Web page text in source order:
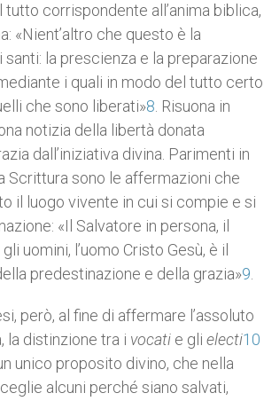
tutto corrispondente all’anima biblica,
«Nient’altro che questo è la
la prescienza e la preparazione
i quali in modo del tutto certo
che sono liberati»8 . Risuona in
notizia della libertà donata
dall’iniziativa divina. Parimenti in
Scrittura sono le affermazioni che
il luogo vivente in cui si compie e si
«Il Salvatore in persona, il
uomini, l’uomo Cristo Gesù, è il
predestinazione e della grazia»9
però, al fine di affermare l’assoluto
la distinzione tra i vocati e gli electi10
unico proposito divino, che nella
alcuni perché siano salvati,